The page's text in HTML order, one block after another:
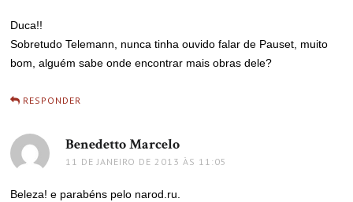
Duca!!
Sobretudo Telemann, nunca tinha ouvido falar de Pauset, muito
bom, alguém sabe onde encontrar mais obras dele?
RESPONDER
Benedetto Marcelo
11 DE JANEIRO DE 2013 ÀS 11:05
Beleza! e parabéns pelo narod.ru.